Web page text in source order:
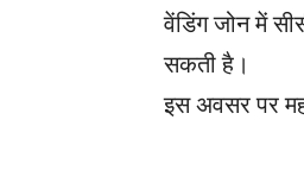
वेंडिंग जोन में
सकती है।
इस अवसर पर